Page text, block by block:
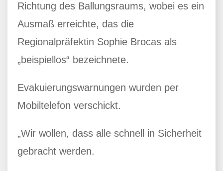
Richtung des Ballungsraums, wobei es ein
Ausmaß erreichte, das die
Regionalpräfektin Sophie Brocas als
„beispiellos“ bezeichnete.
Evakuierungswarnungen wurden per
Mobiltelefon verschickt.
„Wir wollen, dass alle schnell in Sicherheit
gebracht werden.